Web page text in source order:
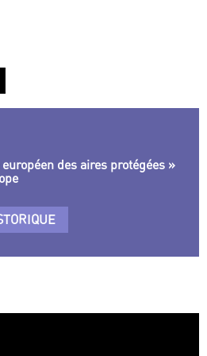
des aires protégées »